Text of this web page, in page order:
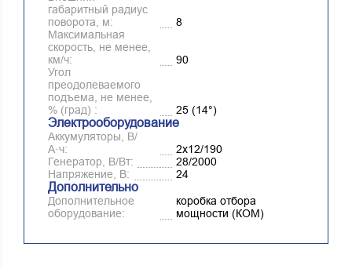
габаритный радиус
поворота, м:
8
Максимальная
скорость, не менее,
км/ч:
90
Угол
преодолеваемого
подъема, не менее,
% (град) :
25 (14°)
Электрооборудование
Аккумуляторы, В/
А·ч:
2х12/190
Генератор, В/Вт:
28/2000
Напряжение, B:
24
Дополнительно
Дополнительное
оборудование:
коробка отбора
мощности (КОМ)